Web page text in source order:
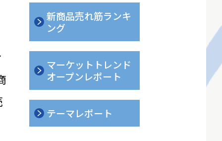
新商品売れ筋ランキ
ング
マーケットトレンド
オープンレポート
テーマレポート